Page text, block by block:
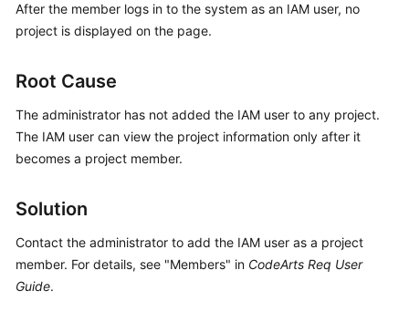
Guide
Practices
API
Reference
Videos
More
Documents
After the member logs in to the system as an IAM user, no
project is displayed on the page.
Root Cause
The administrator has not added the IAM user to any project.
The IAM user can view the project information only after it
becomes a project member.
Solution
Contact the administrator to add the IAM user as a project
member. For details, see "Members" in CodeArts Req User
Guide.